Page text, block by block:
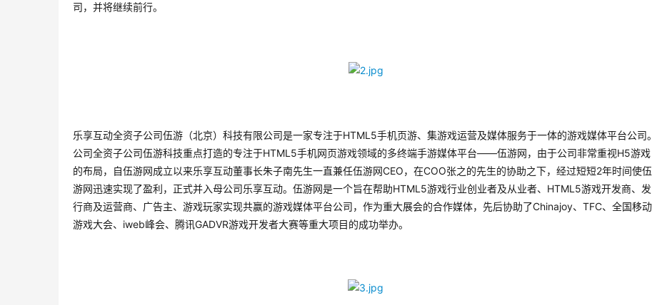
司，并将继续前行。
乐享互动全资子公司伍游（北京）科技有限公司是一家专注于HTML5手机页游、集游戏运营及媒体服务于一体的游戏媒体平台公司。
公司全资子公司伍游科技重点打造的专注于HTML5手机网页游戏领域的多终端手游媒体平台——伍游网，由于公司非常重视H5游戏
的布局，自伍游网成立以来乐享互动董事长朱子南先生一直兼任伍游网CEO，在COO张之的先生的协助之下，经过短短2年时间使伍
游网迅速实现了盈利，正式并入母公司乐享互动。伍游网是一个旨在帮助HTML5游戏行业创业者及从业者、HTML5游戏开发商、发
行商及运营商、广告主、游戏玩家实现共赢的游戏媒体平台公司，作为重大展会的合作媒体，先后协助了Chinajoy、TFC、全国移动
游戏大会、iweb峰会、腾讯GADVR游戏开发者大赛等重大项目的成功举办。